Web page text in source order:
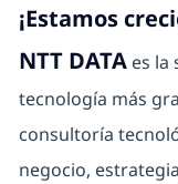
¡Estamos
NTT DATAes la
tecnología más
consultoría
negocio,